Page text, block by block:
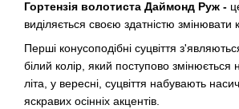
Гортензія волотиста Даймонд Руж -
виділяється своєю здатністю змінювати
Перші конусоподібні суцвіття
білий колір, який поступово
літа, у вересні, суцвіття набувають
яскравих осінніх акцентів.